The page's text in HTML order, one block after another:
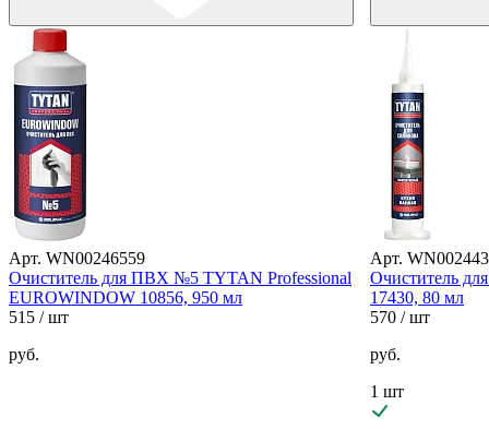
Арт. WN00246559
Очиститель для ПВХ №5 TYTAN Professional
EUROWINDOW 10856, 950 мл
515 / шт
руб.
Арт.
Очиститель
17430, 80 мл
570 / шт
руб.
1 шт